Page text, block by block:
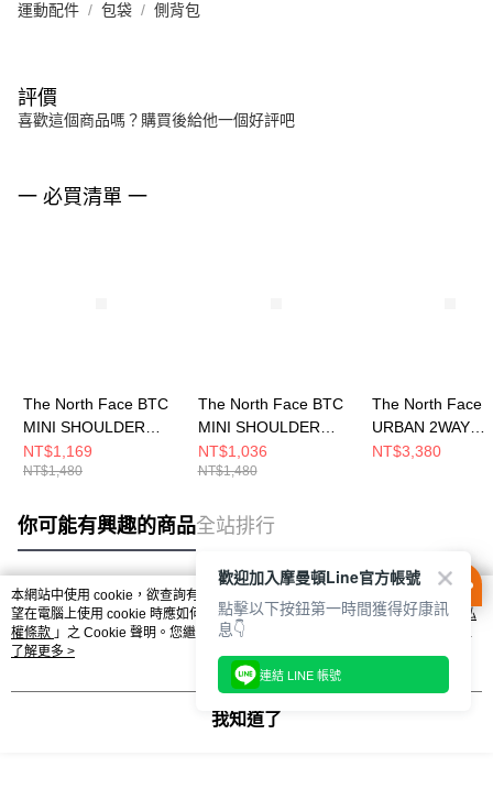
運動配件 包袋 側背包
評價
喜歡這個商品嗎？購買後給他一個好評吧
一 必買清單 一
The North Face BTC
MINI SHOULDER
BAG - AP 男女 側背包
NF0A8C6F2MB
NT$1,169
NT$1,480
The North Face BTC
MINI SHOULDER
BAG - AP 男女 側背包
NF0A8C6F3X4
NT$1,036
NT$1,480
The North Face
URBAN 2WAY
SHOULDER
NT$3,380
你可能有興趣的商品全站排行
熱門標籤
本網站中使用 cookie，欲查詢有關本網站使用 cookie 方式之詳情，及若您不希
望在電腦上使用 cookie 時應如何變更電腦的 cookie 設定，請參閱本網站「
隱私
權條款 」之 Cookie 聲明。您繼續使用本網站即表示您同意本公司得按本網站使
用條款之 Cookie 聲明使用 cookie。
了解更多 >
我知道了
歡迎加入摩曼頓Line官方帳號
點擊以下按鈕第一時間獲得好康訊
息👇
連結 LINE 帳號